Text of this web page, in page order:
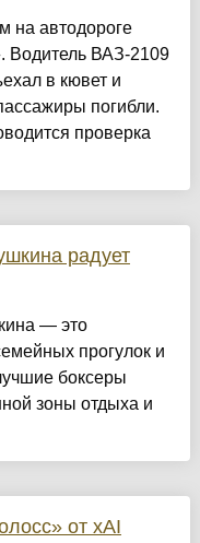
на автодороге
Водитель ВАЗ-2109
в кювет и
погибли.
проверка
радует
— это
прогулок и
боксеры
зоны отдыха и
от xAI